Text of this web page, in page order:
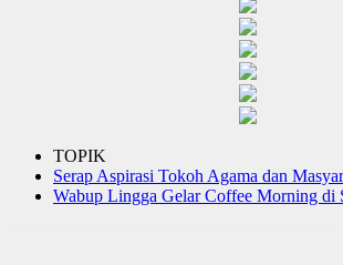
TOPIK
Serap Aspirasi Tokoh Agama dan
Wabup Lingga Gelar Coffee Morning di